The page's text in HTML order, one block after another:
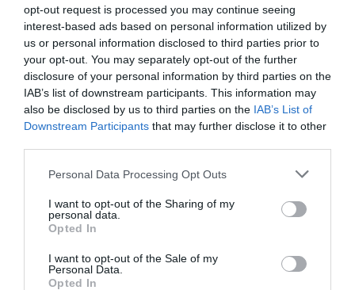
opt-out request is processed you may continue seeing
interest-based ads based on personal information utilized by
us or personal information disclosed to third parties prior to
your opt-out. You may separately opt-out of the further
disclosure of your personal information by third parties on the
IAB’s list of downstream participants. This information may
also be disclosed by us to third parties on the IAB’s List of
Downstream Participants that may further disclose it to other
Please note that this website/app uses one or more Google
not limited to your visit or usage behaviour. You may click to
grant or deny consent to Google and its third-party tags to
use your data for below specified purposes in below Google
consent section.
Personal Data Processing Opt Outs
I want to opt-out of the Sharing of my
personal data.
Opted In
I want to opt-out of the Sale of my
Personal Data.
Opted In